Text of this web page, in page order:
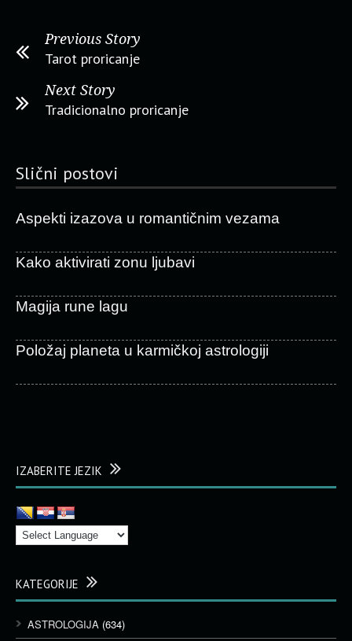
Previous Story
Tarot proricanje
Next Story
Tradicionalno proricanje
Slični postovi
Aspekti izazova u romantičnim vezama
Kako aktivirati zonu ljubavi
Magija rune lagu
Položaj planeta u karmičkoj astrologiji
IZABERITE JEZIK
KATEGORIJE
ASTROLOGIJA (634)